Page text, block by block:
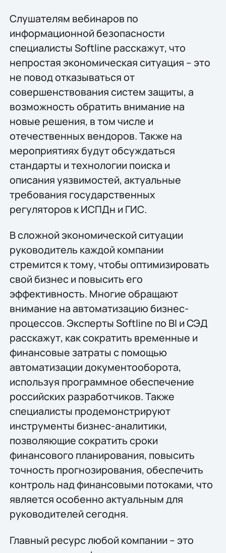
Cлушателям вебинаров по
информационной безопасности
специалисты Softline расскажут, что
непростая экономическая ситуация – это
не повод отказываться от
совершенствования систем защиты, а
возможность обратить внимание на
новые решения, в том числе и
отечественных вендоров. Также на
мероприятиях будут обсуждаться
стандарты и технологии поиска и
описания уязвимостей, актуальные
требования государственных
регуляторов к ИСПДн и ГИС.
В сложной экономической ситуации
руководитель каждой компании
стремится к тому, чтобы оптимизировать
свой бизнес и повысить его
эффективность. Многие обращают
внимание на автоматизацию бизнес-
процессов. Эксперты Softline по BI и СЭД
расскажут, как сократить временные и
финансовые затраты с помощью
автоматизации документооборота,
используя программное обеспечение
российских разработчиков. Также
специалисты продемонстрируют
инструменты бизнес-аналитики,
позволяющие сократить сроки
финансового планирования, повысить
точность прогнозирования, обеспечить
контроль над финансовыми потоками, что
является особенно актуальным для
руководителей сегодня.
Главный ресурс любой компании – это